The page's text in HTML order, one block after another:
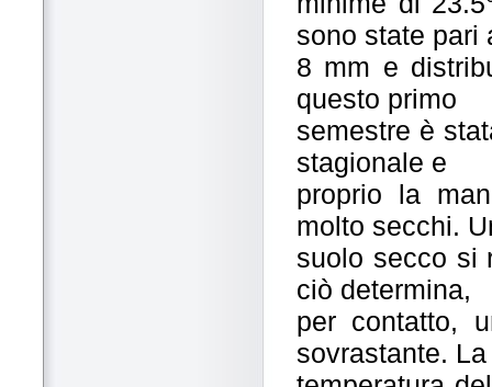
sono state pari
8 mm e
questo primo
semestre è
stagionale e
proprio la
molto secchi.
suolo secco si
ciò determina,
per contatto,
sovrastante. La